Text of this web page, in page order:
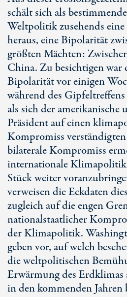
schält sich als
Weltpolitik zusehends
heraus, eine Bipolarität
größten Mächten:
China. Zu besichtigen war
Bipolarität vor einigen
während des
als sich der amerikanische
Präsident auf einen
Kompromiss
bilaterale Kompromiss
internationale Klimapolitik
Stück weiter
verweisen die Eckdaten
zugleich auf die engen
nationalstaatlicher
der Klimapolitik.
geben vor, auf welch
die weltpolitischen
Erwärmung des Erdklimas
in den kommenden Jahren